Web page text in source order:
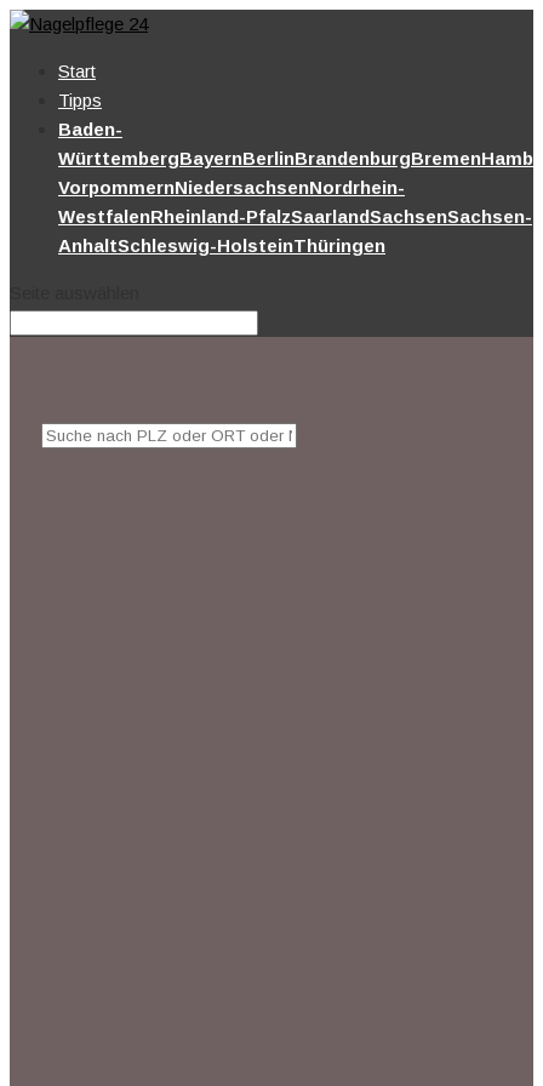
Start
Tipps
Baden-
WürttembergBayernBerlinBrandenburgBremen
VorpommernNiedersachsenNordrhein-
WestfalenRheinland-PfalzSaarlandSachsenSachsen-
AnhaltSchleswig-HolsteinThüringen